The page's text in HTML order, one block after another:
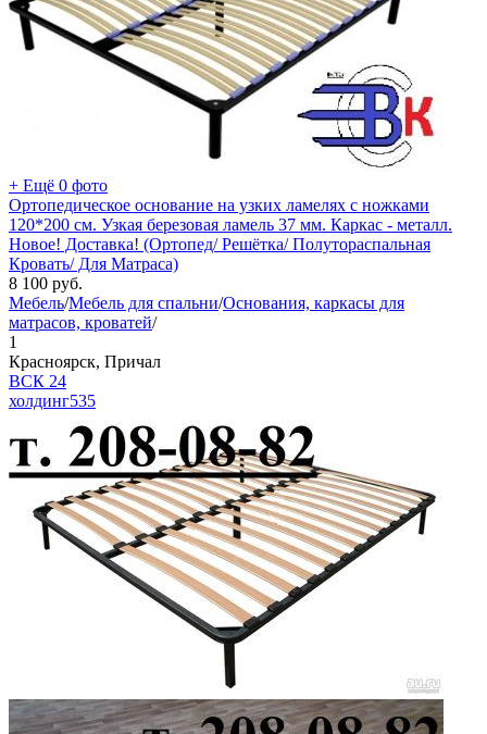
+ Ещё 0 фото
Ортопедическое основание на узких ламелях с ножками
120*200 см. Узкая березовая ламель 37 мм. Каркас - металл.
Новое! Доставка! (Ортопед/ Решётка/ Полутораспальная
Кровать/ Для Матраса)
8 100 руб.
Мебель/Мебель для спальни/Основания, каркасы для
матрасов, кроватей/
1
Красноярск, Причал
ВСК 24
холдинг535